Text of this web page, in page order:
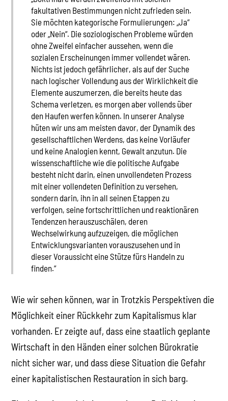
fakultativen Bestimmungen nicht zufrieden sein.
Sie möchten kategorische Formulierungen: „Ja“
oder „Nein“. Die soziologischen Probleme würden
ohne Zweifel einfacher aussehen, wenn die
sozialen Erscheinungen immer vollendet wären.
Nichts ist jedoch gefährlicher, als auf der Suche
nach logischer Vollendung aus der Wirklichkeit die
Elemente auszumerzen, die bereits heute das
Schema verletzen, es morgen aber vollends über
den Haufen werfen können. In unserer Analyse
hüten wir uns am meisten davor, der Dynamik des
gesellschaftlichen Werdens, das keine Vorläufer
und keine Analogien kennt, Gewalt anzutun. Die
wissenschaftliche wie die politische Aufgabe
besteht nicht darin, einen unvollendeten Prozess
mit einer vollendeten Definition zu versehen,
sondern darin, ihn in all seinen Etappen zu
verfolgen, seine fortschrittlichen und reaktionären
Tendenzen herauszuschälen, deren
Wechselwirkung aufzuzeigen, die möglichen
Entwicklungsvarianten vorauszusehen und in
dieser Voraussicht eine Stütze fürs Handeln zu
finden.“
Wie wir sehen können, war in Trotzkis Perspektiven die
Möglichkeit einer Rückkehr zum Kapitalismus klar
vorhanden. Er zeigte auf, dass eine staatlich geplante
Wirtschaft in den Händen einer solchen Bürokratie
nicht sicher war, und dass diese Situation die Gefahr
einer kapitalistischen Restauration in sich barg.